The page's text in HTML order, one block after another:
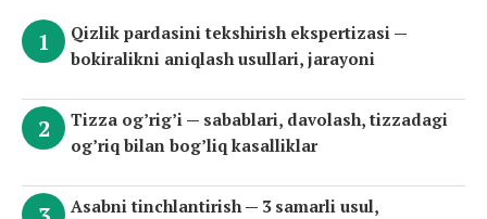
Qizlik pardasini tekshirish ekspertizasi —
bokiralikni aniqlash usullari, jarayoni
Tizza og’rig’i — sabablari, davolash, tizzadagi
og’riq bilan bog’liq kasalliklar
Asabni tinchlantirish — 3 samarli usul,